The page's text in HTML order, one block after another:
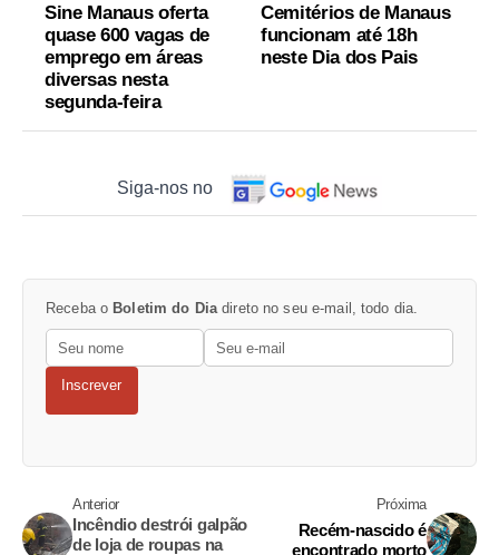
Sine Manaus oferta
quase 600 vagas de
emprego em áreas
diversas nesta
segunda-feira
Cemitérios de Manaus
funcionam até 18h
neste Dia dos Pais
Siga-nos no
Receba o Boletim do Dia direto no seu e-mail, todo dia.
Inscrever
Anterior
Incêndio destrói galpão
de loja de roupas na
Próxima
Recém-nascido é
encontrado morto